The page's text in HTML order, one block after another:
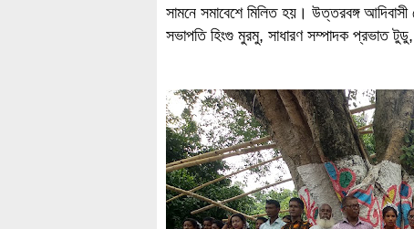
সামনে সমাবেশে মিলিত হয়। উত্তরবঙ্গ
সভাপতি হিংগু মুরমু, সাধারণ সম্পাদক প্রভাত টুডু,